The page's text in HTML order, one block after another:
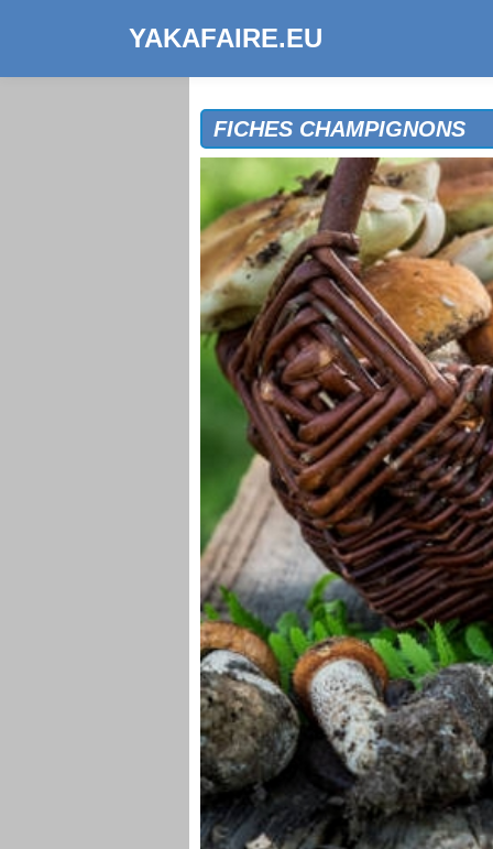
YAKAFAIRE.EU
FICHES CHAMPIGNONS